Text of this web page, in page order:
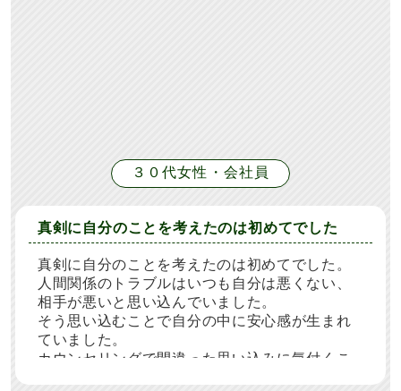
３０代女性・会社員
真剣に自分のことを考えたのは初めてでした
真剣に自分のことを考えたのは初めてでした。
人間関係のトラブルはいつも自分は悪くない、
相手が悪いと思い込んでいました。
そう思い込むことで自分の中に安心感が生まれ
ていました。
カウンセリングで間違った思い込みに気付くこ